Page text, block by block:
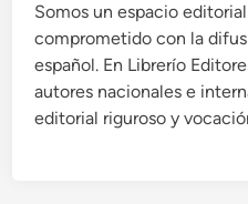
Somos un espacio
comprometido con la
español. En Librerío
autores nacionales e
editorial riguroso y